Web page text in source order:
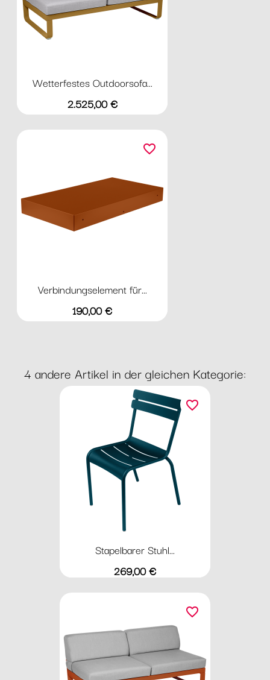
Wetterfestes Outdoorsofa...
Preis
2.525,00 €
Verbindungselement für...
Preis
190,00 €
favorite_border
4 andere Artikel in der gleichen Kategorie:
Stapelbarer Stuhl...
Preis
269,00 €
favorite_border
favorite_border